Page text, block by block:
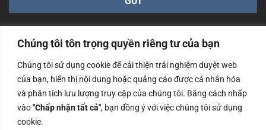
Chúng tôi tôn trọng quyền riêng tư của bạn
Chúng tôi sử dụng cookie để cải thiện trải nghiệm duyệt web
của bạn, hiển thị nội dung hoặc quảng cáo được cá nhân hóa
và phân tích lưu lượng truy cập của chúng tôi. Bằng cách nhấp
vào"Chấp nhận tất cả", bạn đồng ý với việc chúng tôi sử dụng
cookie.
Công ty TNHH Nam Bình Xương - Số ĐKKD: 0108783483
cấp ngày 14/06/2019 bởi Sở Kế Hoạch và Đầu Tư Tp. Hà
Nội
Copyrights @2023 Nam Binh Xuong. All Rights Reserved